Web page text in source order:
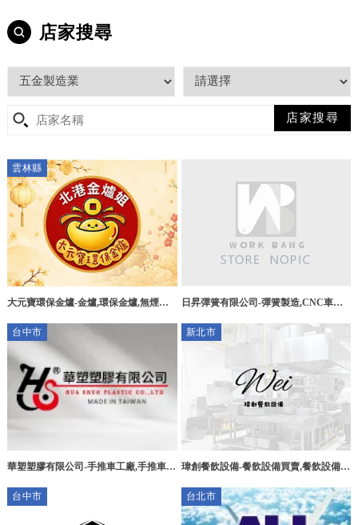
店家搜尋
雲林縣
大元寶環保金爐-金爐,環保金爐,無煙金
爐
日昇彈簧有限公司-彈簧製造,CNC車床
台中市
華塑塑膠有限公司-手推車工廠,手推車製
新北市
瑋創餐飲設備-餐飲設備買賣,餐飲設備推
台中市
台北市